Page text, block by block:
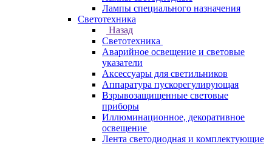
Лампы специального назначения
Светотехника
Назад
Светотехника
Аварийное освещение и световые
указатели
Аксессуары для светильников
Аппаратура пускорегулирующая
Взрывозащищенные световые
приборы
Иллюминационное, декоративное
освещение
Лента светодиодная и комплектующие